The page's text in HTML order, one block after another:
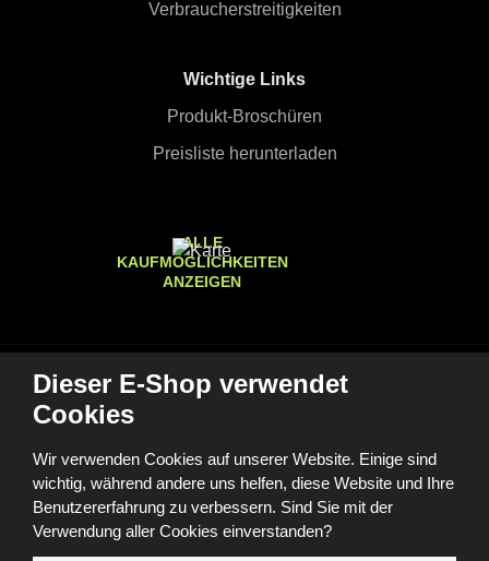
Dieser E-Shop verwendet
Cookies
Wir verwenden Cookies auf unserer Website. Einige sind
wichtig, während andere uns helfen, diese Website und Ihre
Benutzererfahrung zu verbessern. Sind Sie mit der
Verwendung aller Cookies einverstanden?
Verbraucherstreitigkeiten
Wichtige Links
Produkt-Broschüren
Preisliste herunterladen
ALLE
KAUFMÖGLICHKEITEN
ANZEIGEN
© 2026, FOMEI s.r.o.
Barrierefreiheitserklärung
dieDatenschutzbestimmungenundNutzungsbedingungenvon
Google.
e